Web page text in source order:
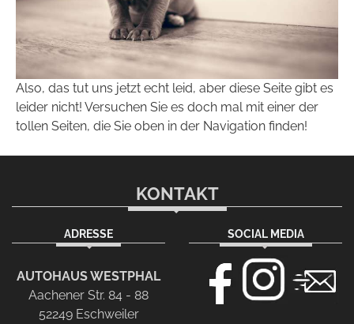
Also, das tut uns jetzt echt leid, aber diese Seite gibt es
leider nicht! Versuchen Sie es doch mal mit einer der
tollen Seiten, die Sie oben in der Navigation finden!
KONTAKT
ADRESSE
AUTOHAUS WESTPHAL
Aachener Str. 84 - 88
52249 Eschweiler
SOCIAL MEDIA